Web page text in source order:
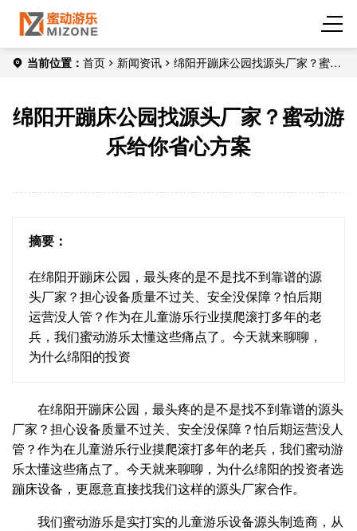
当前位置： 首页 新闻资讯
绵阳开蹦床公园找源头厂家？蜜动
绵阳开蹦床公园找源头厂家？蜜动游
乐给你省心方案
摘要：
在绵阳开蹦床公园，最头疼的是不是找不到靠谱的源
头厂家？担心设备质量不过关、安全没保障？怕后期
运营没人管？作为在儿童游乐行业摸爬滚打多年的老
兵，我们蜜动游乐太懂这些痛点了。今天就来聊聊，
为什么绵阳的投资
在绵阳开蹦床公园，最头疼的是不是找不到靠谱的源头
厂家？担心设备质量不过关、安全没保障？怕后期运营没人
管？作为在儿童游乐行业摸爬滚打多年的老兵，我们蜜动游
乐太懂这些痛点了。今天就来聊聊，为什么绵阳的投资者选
蹦床设备，更愿意直接找我们这样的源头厂家合作。
我们蜜动游乐是实打实的儿童游乐设备源头制造商，从